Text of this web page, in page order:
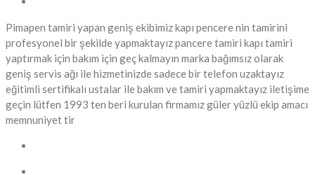
Pimapen tamiri yapan geniş ekibimiz kapı pencere nin tamirini
profesyonel bir şekilde yapmaktayız pancere tamiri kapı tamiri
yaptırmak için bakım için geç kalmayın marka bağımsız olarak
geniş servis ağı ile hizmetinizde sadece bir telefon uzaktayız
eğitimli sertifikalı ustalar ile bakım ve tamiri yapmaktayız iletişime
geçin lütfen 1993 ten beri kurulan firmamız güler yüzlü ekip amacı
memnuniyet tir